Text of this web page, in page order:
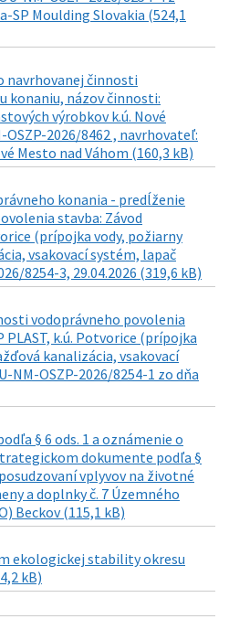
SP Moulding Slovakia (524,1
navrhovanej činnosti
konaniu, názov činnosti:
výrobkov k.ú. Nové
OSZP-2026/8462 , navrhovateľ:
Mesto nad Váhom (160,3 kB)
konania - predĺženie
stavba: Závod
(prípojka vody, požiarny
vsakovací systém, lapač
8254-3, 29.04.2026 (319,6 kB)
vodoprávneho povolenia
PLAST, k.ú. Potvorice (prípojka
kanalizácia, vsakovací
NM-OSZP-2026/8254-1 zo dňa
§ 6 ods. 1 a oznámenie o
dokumente podľa §
vplyvov na životné
a doplnky č. 7 Územného
Beckov (115,1 kB)
ekologickej stability okresu
kB)